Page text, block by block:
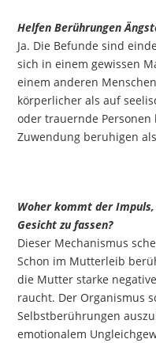
Helfen Berührungen
Ja. Die Befunde sind
sich in einem gewissen
einem anderen
körperlicher als auf
oder trauernde
Zuwendung beruhigen
Woher kommt der
Gesicht zu fassen?
Dieser Mechanismus
Schon im Mutterleib
die Mutter starke
raucht. Der Organismus
Selbstberührungen
emotionalem